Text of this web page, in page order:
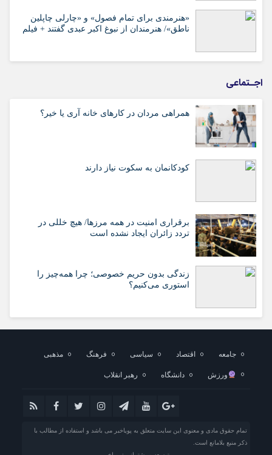
«هنرمندی برای تمام فصول» و «چارلی چاپلین
ناطق»/ هنرمندان از نبوغ اکبر عبدی گفتند + فیلم
اجـتماعی
همراهی مردان در کارهای خانه آری یا خیر؟
کودکانمان به سکوت نیاز دارند
برقراری امنیت در همه مرزها/ هیچ‌ خللی در
تردد زائران ایجاد نشده است
زندگی بدون حریم خصوصی؛ چرا همه‌چیز را
استوری می‌کنیم؟
جامعه اقتصاد سیاسی فرهنگ مذهبی
ورزش دانشگاه رهبر انقلاب
تمام حقوق مادی و معنوی این سایت متعلق به پویاخبر می باشد و استفاده از مطالب با
ذکر منبع بلامانع است.